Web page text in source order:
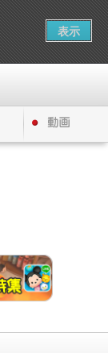
表示